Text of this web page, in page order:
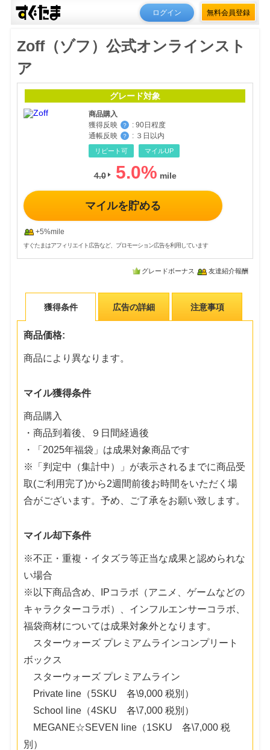
ログイン 無料会員登録
Zoff（ゾフ）公式オンラインスト
ア
グレード対象
商品購入
獲得反映
？ : 90日程度
通帳反映
？ : ３日以内
リピート可 マイルUP
4.0 5.0%
マイルを貯める
+5%mile
すぐたまはアフィリエイト広告など、プロモーション広告を利用しています
グレードボーナス 友達紹介報酬
獲得条件 広告の詳細 注意事項
商品価格:
商品により異なります。
マイル獲得条件
商品購入
・商品到着後、９日間経過後
・「2025年福袋」は成果対象商品です
※「判定中（集計中）」が表示されるまでに商品受
取(ご利用完了)から2週間前後お時間をいただく場
合がございます。予め、ご了承をお願い致します。
マイル却下条件
※不正・重複・イタズラ等正当な成果と認められな
い場合
※以下商品含め、IPコラボ（アニメ、ゲームなどの
キャラクターコラボ）、インフルエンサーコラボ、
福袋商材については成果対象外となります。
スターウォーズ プレミアムラインコンプリート
ボックス
スターウォーズ プレミアムライン
Private line（5SKU 各\9,000 税別）
School line（4SKU 各\7,000 税別）
MEGANE☆SEVEN line（1SKU 各\7,000 税
別）